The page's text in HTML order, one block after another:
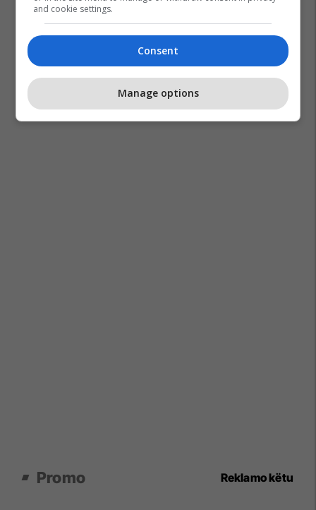
Promo Reklamo këtu
and cookie settings.
Consent
Manage options